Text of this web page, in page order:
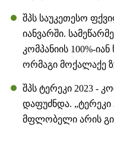
შპს საუკეთესო
იანვარში.
კომპანიის 100%-
ორმაგი მოქალაქე
შპს ტერეკი 2023 -
დაფუძნდა. „ტერეკი
მფლობელი არის